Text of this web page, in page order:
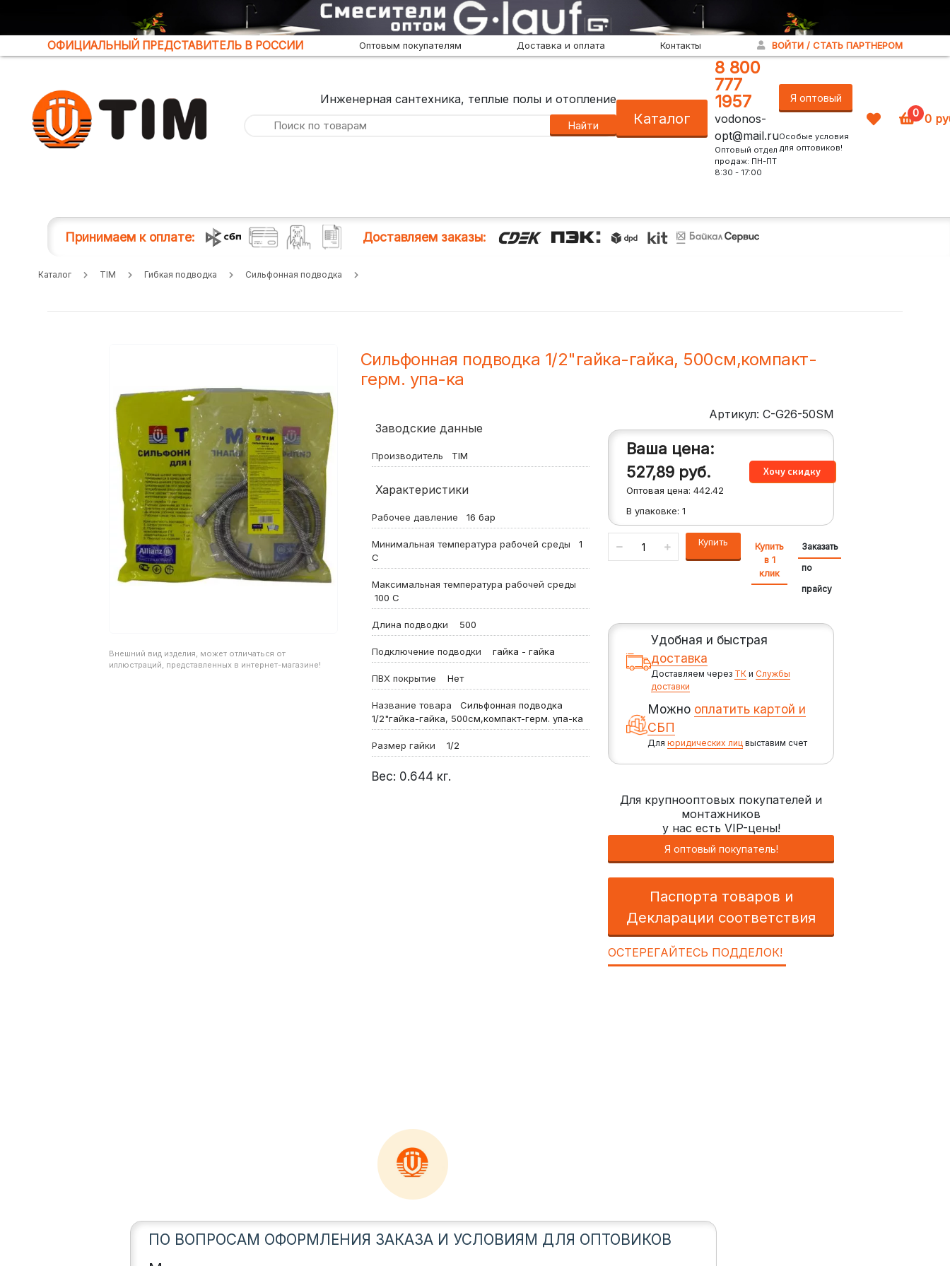
ОФИЦИАЛЬНЫЙ ПРЕДСТАВИТЕЛЬ В РОССИИ Оптовым покупателям Доставка и оплата Контакты ВОЙТИ / СТАТЬ ПАРТНЕРОМ
Инженерная сантехника, теплые полы и отопление
Найти Каталог
8 800
777
1957
vodonos-
opt@mail.ru
Оптовый отдел
продаж: ПН-ПТ
8:30 - 17:00
Я оптовый
Особые условия
для оптовиков!
0 0
Принимаем к оплате: Доставляем заказы:
Каталог TIM Гибкая подводка Сильфонная подводка
Внешний вид изделия, может отличаться от
иллюстраций, представленных в интернет-магазине!
Сильфонная подводка 1/2"гайка-гайка, 500см,компакт-
герм. упа-ка
Заводские данные
Производитель TIM
Характеристики
Рабочее давление 16 бар
Минимальная температура рабочей среды
1
С
Максимальная температура рабочей среды
100 С
Длина подводки 500
Подключение подводки гайка - гайка
ПВХ покрытие Нет
Название товара
Сильфонная подводка
1/2"гайка-гайка, 500см,компакт-герм. упа-ка
Размер гайки 1/2
Вес: 0.644 кг.
Артикул: C-G26-50SM
Ваша цена:
527,89 руб.
Оптовая цена:442.42
В упаковке:1
Купить
Купить
в 1
клик
Заказать
по
прайсу
Удобная и быстрая
доставка
Доставляем через ТКи Службы
доставки
Можно оплатить картой и
СБП
Для юридических лицвыставим счет
Для крупнооптовых покупателей и
монтажников
у нас есть VIP-цены!
Я оптовый покупатель!
Паспорта товаров и
Декларации соответствия
ОСТЕРЕГАЙТЕСЬ ПОДДЕЛОК!
ПО ВОПРОСАМ ОФОРМЛЕНИЯ ЗАКАЗА И УСЛОВИЯМ ДЛЯ ОПТОВИКОВ